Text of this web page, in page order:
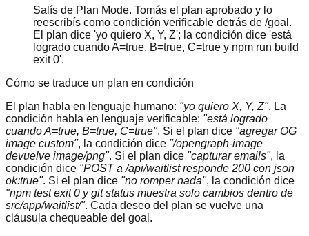
Salís de Plan Mode. Tomás el plan aprobado y lo
reescribís como condición verificable detrás de /goal.
El plan dice 'yo quiero X, Y, Z'; la condición dice 'está
logrado cuando A=true, B=true, C=true y npm run build
exit 0'.
Cómo se traduce un plan en condición
El plan habla en lenguaje humano: "yo quiero X, Y, Z". La
condición habla en lenguaje verificable: "está logrado
cuando A=true, B=true, C=true". Si el plan dice "agregar OG
image custom", la condición dice "/opengraph-image
devuelve image/png". Si el plan dice "capturar emails", la
condición dice "POST a /api/waitlist responde 200 con json
ok:true". Si el plan dice "no romper nada", la condición dice
"npm test exit 0 y git status muestra solo cambios dentro de
src/app/waitlist/". Cada deseo del plan se vuelve una
cláusula chequeable del goal.